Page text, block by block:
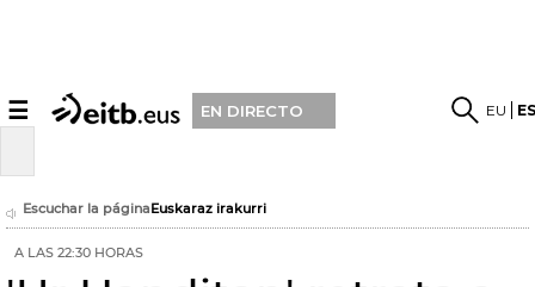
☰ EN DIRECTO EU
Escuchar la páginaEuskaraz irakurri
A LAS 22:30 HORAS